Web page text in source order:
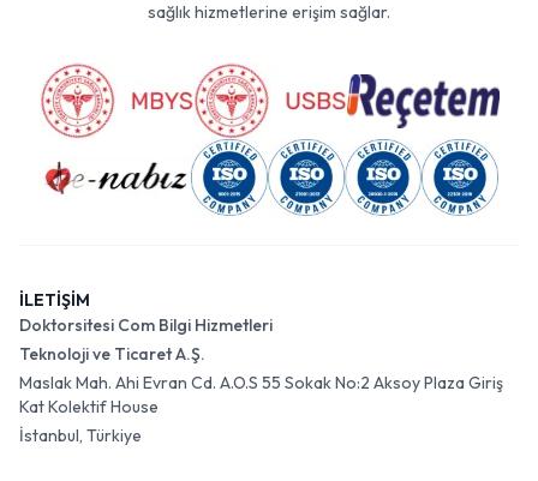
sağlık hizmetlerine erişim sağlar.
İLETİŞİM
Doktorsitesi Com Bilgi Hizmetleri
Teknoloji ve Ticaret A.Ş.
Maslak Mah. Ahi Evran Cd. A.O.S 55 Sokak No:2 Aksoy Plaza Giriş
Kat Kolektif House
İstanbul, Türkiye